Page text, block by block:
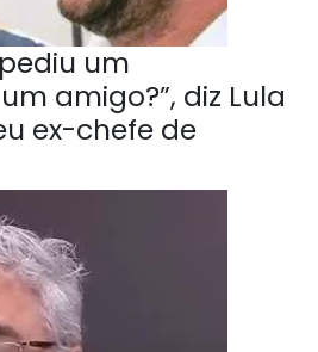
um
amigo?”, diz Lula
ex-chefe de